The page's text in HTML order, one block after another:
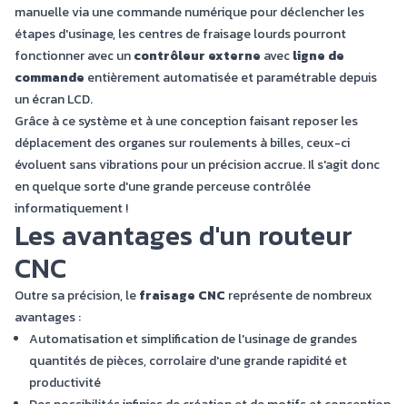
manuelle via une commande numérique pour déclencher les
étapes d'usinage, les centres de fraisage lourds pourront
fonctionner avec uncontrôleur externe avecligne de
commande entièrement automatisée et paramétrable depuis
un écran LCD.
Grâce à ce système et à une conception faisant reposer les
déplacement des organes sur roulements à billes, ceux-ci
évoluent sans vibrations pour un précision accrue. Il s'agit donc
en quelque sorte d'une grande perceuse contrôlée
informatiquement !
Les avantages d'un routeur
CNC
Outre sa précision, lefraisage CNC représente de nombreux
avantages :
Automatisation et simplification de l'usinage de grandes
quantités de pièces, corrolaire d'une grande rapidité et
productivité